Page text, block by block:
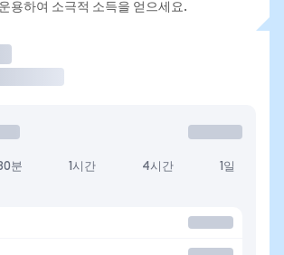
용하여 소극적 소득을 얻으세요.
분 1시간 4시간 1일